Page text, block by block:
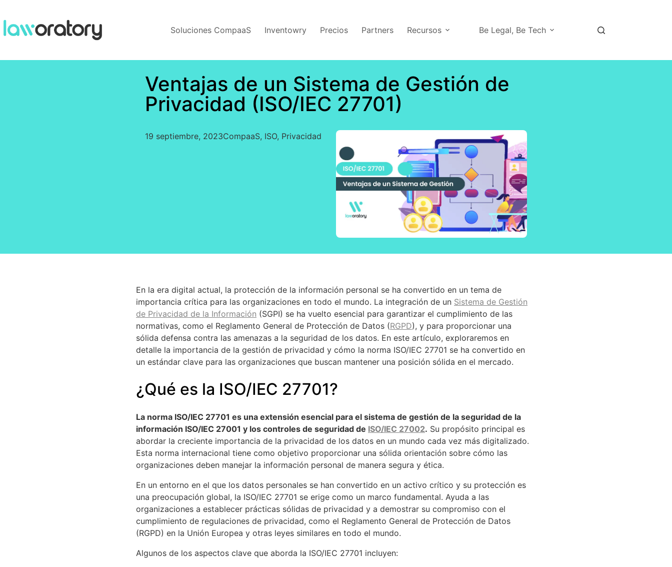
Soluciones CompaaS Inventowry Precios Partners Recursos Be Legal, Be Tech
Ventajas de un Sistema de Gestión de
Privacidad (ISO/IEC 27701)
19 septiembre, 2023CompaaS, ISO, Privacidad
En la era digital actual, la protección de la información personal se ha convertido en un tema de
importancia crítica para las organizaciones en todo el mundo. La integración de un Sistema de Gestión
de Privacidad de la Información (SGPI) se ha vuelto esencial para garantizar el cumplimiento de las
normativas, como el Reglamento General de Protección de Datos (RGPD), y para proporcionar una
sólida defensa contra las amenazas a la seguridad de los datos. En este artículo, exploraremos en
detalle la importancia de la gestión de privacidad y cómo la norma ISO/IEC 27701 se ha convertido en
un estándar clave para las organizaciones que buscan mantener una posición sólida en el mercado.
¿Qué es la ISO/IEC 27701?
La norma ISO/IEC 27701 es una extensión esencial para el sistema de gestión de la seguridad de la
información ISO/IEC 27001 y los controles de seguridad de ISO/IEC 27002. Su propósito principal es
abordar la creciente importancia de la privacidad de los datos en un mundo cada vez más digitalizado.
Esta norma internacional tiene como objetivo proporcionar una sólida orientación sobre cómo las
organizaciones deben manejar la información personal de manera segura y ética.
En un entorno en el que los datos personales se han convertido en un activo crítico y su protección es
una preocupación global, la ISO/IEC 27701 se erige como un marco fundamental. Ayuda a las
organizaciones a establecer prácticas sólidas de privacidad y a demostrar su compromiso con el
cumplimiento de regulaciones de privacidad, como el Reglamento General de Protección de Datos
(RGPD) en la Unión Europea y otras leyes similares en todo el mundo.
Algunos de los aspectos clave que aborda la ISO/IEC 27701 incluyen: